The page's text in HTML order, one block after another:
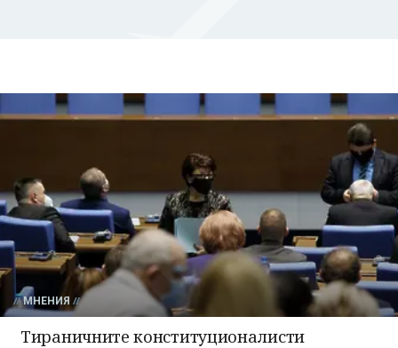
МНЕНИЯ
Тираничните конституционалисти